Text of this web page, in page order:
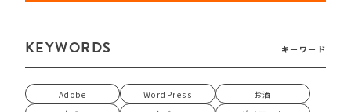
KEYWORDS キーワード
Adobe WordPress
お酒